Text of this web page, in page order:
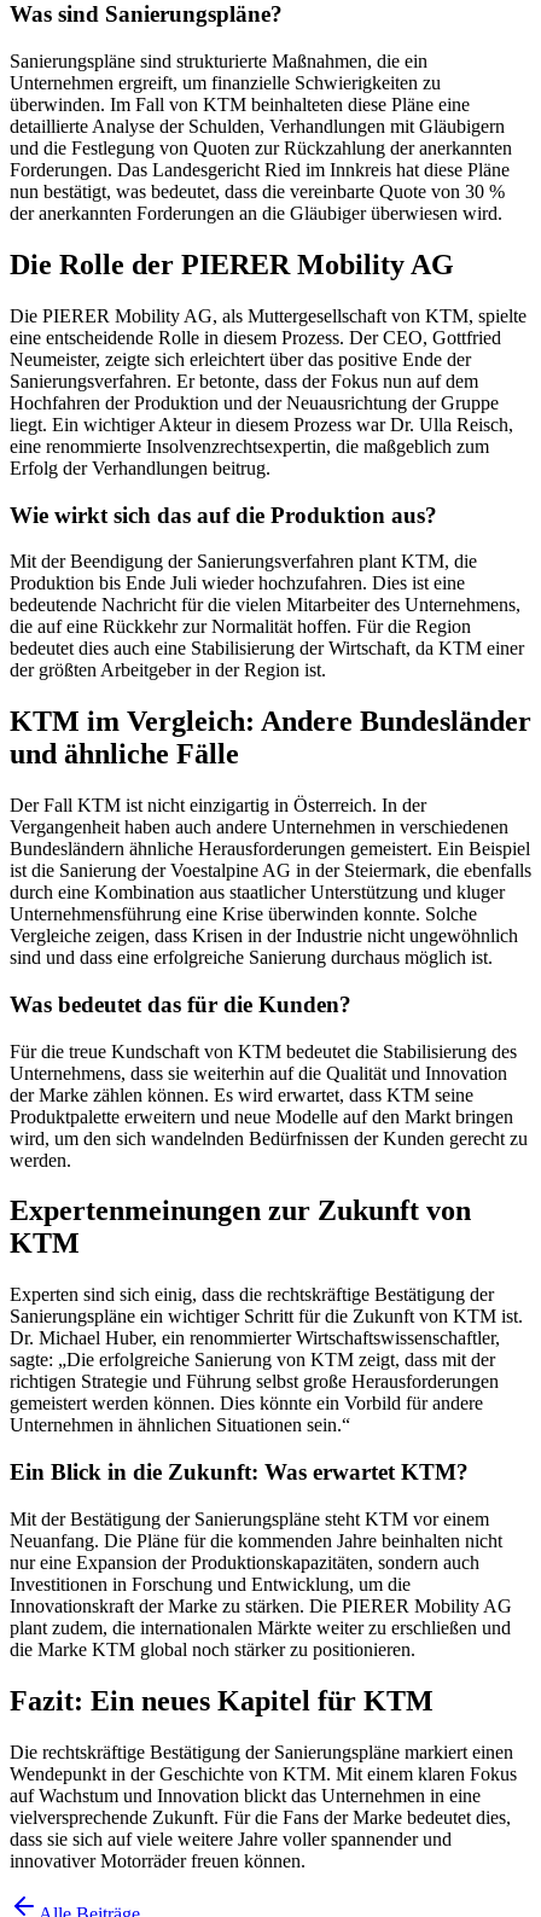
Was sind Sanierungspläne?
Sanierungspläne sind strukturierte Maßnahmen, die ein
Unternehmen ergreift, um finanzielle Schwierigkeiten zu
überwinden. Im Fall von KTM beinhalteten diese Pläne eine
detaillierte Analyse der Schulden, Verhandlungen mit Gläubigern
und die Festlegung von Quoten zur Rückzahlung der anerkannten
Forderungen. Das Landesgericht Ried im Innkreis hat diese Pläne
nun bestätigt, was bedeutet, dass die vereinbarte Quote von 30 %
der anerkannten Forderungen an die Gläubiger überwiesen wird.
Die Rolle der PIERER Mobility AG
Die PIERER Mobility AG, als Muttergesellschaft von KTM, spielte
eine entscheidende Rolle in diesem Prozess. Der CEO, Gottfried
Neumeister, zeigte sich erleichtert über das positive Ende der
Sanierungsverfahren. Er betonte, dass der Fokus nun auf dem
Hochfahren der Produktion und der Neuausrichtung der Gruppe
liegt. Ein wichtiger Akteur in diesem Prozess war Dr. Ulla Reisch,
eine renommierte Insolvenzrechtsexpertin, die maßgeblich zum
Erfolg der Verhandlungen beitrug.
Wie wirkt sich das auf die Produktion aus?
Mit der Beendigung der Sanierungsverfahren plant KTM, die
Produktion bis Ende Juli wieder hochzufahren. Dies ist eine
bedeutende Nachricht für die vielen Mitarbeiter des Unternehmens,
die auf eine Rückkehr zur Normalität hoffen. Für die Region
bedeutet dies auch eine Stabilisierung der Wirtschaft, da KTM einer
der größten Arbeitgeber in der Region ist.
KTM im Vergleich: Andere Bundesländer
und ähnliche Fälle
Der Fall KTM ist nicht einzigartig in Österreich. In der
Vergangenheit haben auch andere Unternehmen in verschiedenen
Bundesländern ähnliche Herausforderungen gemeistert. Ein Beispiel
ist die Sanierung der Voestalpine AG in der Steiermark, die ebenfalls
durch eine Kombination aus staatlicher Unterstützung und kluger
Unternehmensführung eine Krise überwinden konnte. Solche
Vergleiche zeigen, dass Krisen in der Industrie nicht ungewöhnlich
sind und dass eine erfolgreiche Sanierung durchaus möglich ist.
Was bedeutet das für die Kunden?
Für die treue Kundschaft von KTM bedeutet die Stabilisierung des
Unternehmens, dass sie weiterhin auf die Qualität und Innovation
der Marke zählen können. Es wird erwartet, dass KTM seine
Produktpalette erweitern und neue Modelle auf den Markt bringen
wird, um den sich wandelnden Bedürfnissen der Kunden gerecht zu
werden.
Expertenmeinungen zur Zukunft von
KTM
Experten sind sich einig, dass die rechtskräftige Bestätigung der
Sanierungspläne ein wichtiger Schritt für die Zukunft von KTM ist.
Dr. Michael Huber, ein renommierter Wirtschaftswissenschaftler,
sagte: „Die erfolgreiche Sanierung von KTM zeigt, dass mit der
richtigen Strategie und Führung selbst große Herausforderungen
gemeistert werden können. Dies könnte ein Vorbild für andere
Unternehmen in ähnlichen Situationen sein.“
Ein Blick in die Zukunft: Was erwartet KTM?
Mit der Bestätigung der Sanierungspläne steht KTM vor einem
Neuanfang. Die Pläne für die kommenden Jahre beinhalten nicht
nur eine Expansion der Produktionskapazitäten, sondern auch
Investitionen in Forschung und Entwicklung, um die
Innovationskraft der Marke zu stärken. Die PIERER Mobility AG
plant zudem, die internationalen Märkte weiter zu erschließen und
die Marke KTM global noch stärker zu positionieren.
Fazit: Ein neues Kapitel für KTM
Die rechtskräftige Bestätigung der Sanierungspläne markiert einen
Wendepunkt in der Geschichte von KTM. Mit einem klaren Fokus
auf Wachstum und Innovation blickt das Unternehmen in eine
vielversprechende Zukunft. Für die Fans der Marke bedeutet dies,
dass sie sich auf viele weitere Jahre voller spannender und
innovativer Motorräder freuen können.